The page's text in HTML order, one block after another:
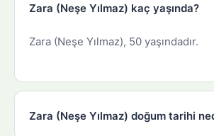
Zara (Neşe Yılmaz) kaç yaşında?
Zara (Neşe Yılmaz), 50 yaşındadır.
Zara (Neşe Yılmaz) doğum tarihi